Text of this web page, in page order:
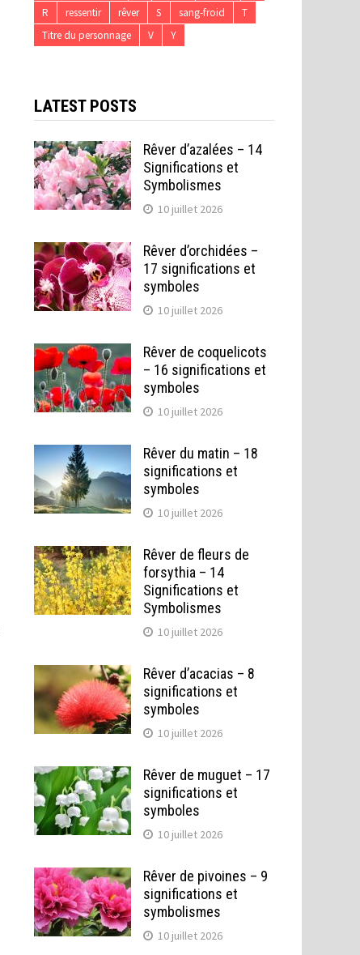
R
ressentir rêver S sang-froid
T
Titre du personnage
V Y
LATEST POSTS
Rêver d’azalées – 14
Significations et
Symbolismes
10 juillet 2026
Rêver d’orchidées –
17 significations et
symboles
10 juillet 2026
Rêver de coquelicots
– 16 significations et
symboles
10 juillet 2026
Rêver du matin – 18
significations et
symboles
10 juillet 2026
Rêver de fleurs de
forsythia – 14
Significations et
Symbolismes
10 juillet 2026
Rêver d’acacias – 8
significations et
symboles
10 juillet 2026
Rêver de muguet – 17
significations et
symboles
10 juillet 2026
Rêver de pivoines – 9
significations et
symbolismes
10 juillet 2026